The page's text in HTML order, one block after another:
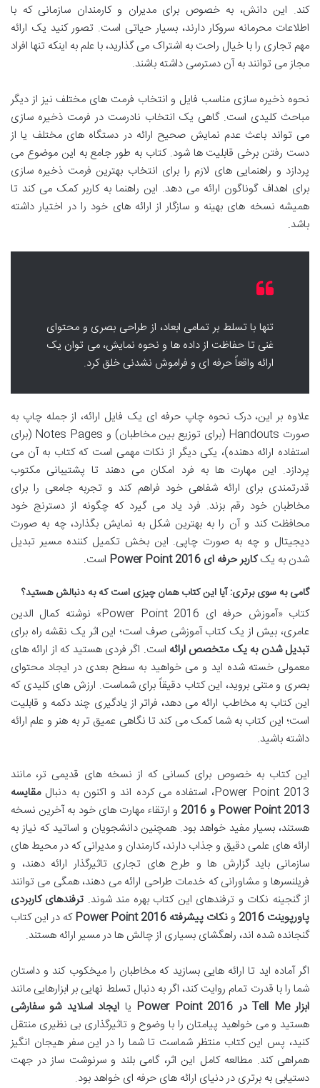
کند. این دانش، به خصوص برای مدیران و کارمندان سازمانی که با
اطلاعات محرمانه سروکار دارند، بسیار حیاتی است. تصور کنید یک ارائه
مهم تجاری را با خیال راحت به اشتراک می گذارید، با علم به اینکه تنها افراد
مجاز می توانند به آن دسترسی داشته باشند.
نحوه ذخیره سازی مناسب فایل و انتخاب فرمت های مختلف نیز از دیگر
مباحث کلیدی است. گاهی یک انتخاب نادرست در فرمت ذخیره سازی
می تواند باعث عدم نمایش صحیح ارائه در دستگاه های مختلف یا از
دست رفتن برخی قابلیت ها شود. کتاب به طور جامع به این موضوع می
پردازد و راهنمایی های لازم را برای انتخاب بهترین فرمت ذخیره سازی
برای اهداف گوناگون ارائه می دهد. این راهنما به کاربر کمک می کند تا
همیشه نسخه های بهینه و سازگار از ارائه های خود را در اختیار داشته
باشد.
تنها با تسلط بر تمامی ابعاد، از طراحی بصری و محتوای
غنی تا حفاظت از داده ها و نحوه نمایش، می توان یک
ارائه واقعاً حرفه ای و فراموش نشدنی خلق کرد.
علاوه بر این، درک نحوه چاپ حرفه ای یک فایل ارائه، از جمله چاپ به
صورت Handouts (برای توزیع بین مخاطبان) و Notes Pages (برای
استفاده ارائه دهنده)، یکی دیگر از نکات مهمی است که کتاب به آن می
پردازد. این مهارت ها به فرد امکان می دهند تا پشتیبانی مکتوب
قدرتمندی برای ارائه شفاهی خود فراهم کند و تجربه جامعی را برای
مخاطبان خود رقم بزند. فرد یاد می گیرد که چگونه از دسترنج خود
محافظت کند و آن را به بهترین شکل به نمایش بگذارد، چه به صورت
دیجیتال و چه به صورت چاپی. این بخش تکمیل کننده مسیر تبدیل
شدن به یککاربر حرفه ای Power Point 2016 است.
گامی به سوی برتری: آیا این کتاب همان چیزی است که به دنبالش هستید؟
کتاب «آموزش حرفه ای Power Point 2016» نوشته کمال الدین
عامری، بیش از یک کتاب آموزشی صرف است؛ این اثر یک نقشه راه برای
تبدیل شدن به یک متخصص ارائه است. اگر فردی هستید که از ارائه های
معمولی خسته شده اید و می خواهید به سطح بعدی در ایجاد محتوای
بصری و متنی بروید، این کتاب دقیقاً برای شماست. ارزش های کلیدی که
این کتاب به مخاطب ارائه می دهد، فراتر از یادگیری چند دکمه و قابلیت
است؛ این کتاب به شما کمک می کند تا نگاهی عمیق تر به هنر و علم ارائه
داشته باشید.
این کتاب به خصوص برای کسانی که از نسخه های قدیمی تر، مانند
Power Point 2013، استفاده می کرده اند و اکنون به دنبالمقایسه
Power Point 2013 و 2016
و ارتقاء مهارت های خود به آخرین نسخه
هستند، بسیار مفید خواهد بود. همچنین دانشجویان و اساتید که نیاز به
ارائه های علمی دقیق و جذاب دارند، کارمندان و مدیرانی که در محیط های
سازمانی باید گزارش ها و طرح های تجاری تاثیرگذار ارائه دهند، و
فریلنسرها و مشاورانی که خدمات طراحی ارائه می دهند، همگی می توانند
از گنجینه نکات و ترفندهای این کتاب بهره مند شوند. ترفندهای کاربردی
پاورپوینت 2016
و نکات پیشرفته Power Point 2016
که در این کتاب
گنجانده شده اند، راهگشای بسیاری از چالش ها در مسیر ارائه هستند.
اگر آماده اید تا ارائه هایی بسازید که مخاطبان را میخکوب کند و داستان
شما را با قدرت تمام روایت کند، اگر به دنبال تسلط نهایی بر ابزارهایی مانند
ابزار Tell Me در Power Point 2016
یا ایجاد اسلاید شو سفارشی
هستید و می خواهید پیامتان را با وضوح و تاثیرگذاری بی نظیری منتقل
کنید، پس این کتاب منتظر شماست تا شما را در این سفر هیجان انگیز
همراهی کند. مطالعه کامل این اثر، گامی بلند و سرنوشت ساز در جهت
دستیابی به برتری در دنیای ارائه های حرفه ای خواهد بود.